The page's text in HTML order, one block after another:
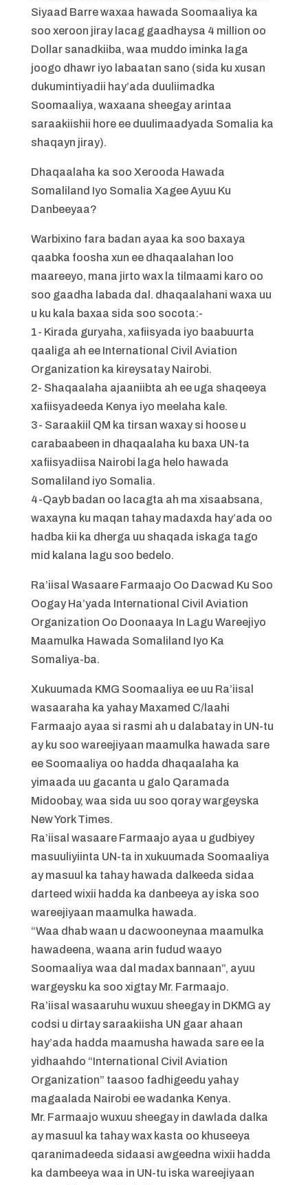
Siyaad Barre waxaa hawada Soomaaliya ka
soo xeroon jiray lacag gaadhaysa 4 million oo
Dollar sanadkiiba, waa muddo iminka laga
joogo dhawr iyo labaatan sano (sida ku xusan
dukumintiyadii hay’ada duuliimadka
Soomaaliya, waxaana sheegay arintaa
saraakiishii hore ee duulimaadyada Somalia ka
shaqayn jiray).
Dhaqaalaha ka soo Xerooda Hawada
Somaliland Iyo Somalia Xagee Ayuu Ku
Danbeeyaa?
Warbixino fara badan ayaa ka soo baxaya
qaabka foosha xun ee dhaqaalahan loo
maareeyo, mana jirto wax la tilmaami karo oo
soo gaadha labada dal. dhaqaalahani waxa uu
u ku kala baxaa sida soo socota:-
1- Kirada guryaha, xafiisyada iyo baabuurta
qaaliga ah ee International Civil Aviation
Organization ka kireysatay Nairobi.
2- Shaqaalaha ajaaniibta ah ee uga shaqeeya
xafiisyadeeda Kenya iyo meelaha kale.
3- Saraakiil QM ka tirsan waxay si hoose u
carabaabeen in dhaqaalaha ku baxa UN-ta
xafiisyadiisa Nairobi laga helo hawada
Somaliland iyo Somalia.
4-Qayb badan oo lacagta ah ma xisaabsana,
waxayna ku maqan tahay madaxda hay’ada oo
hadba kii ka dherga uu shaqada iskaga tago
mid kalana lagu soo bedelo.
Ra’iisal Wasaare Farmaajo Oo Dacwad Ku Soo
Oogay Ha’yada International Civil Aviation
Organization Oo Doonaaya In Lagu Wareejiyo
Maamulka Hawada Somaliland Iyo Ka
Somaliya-ba.
Xukuumada KMG Soomaaliya ee uu Ra’iisal
wasaaraha ka yahay Maxamed C/laahi
Farmaajo ayaa si rasmi ah u dalabatay in UN-tu
ay ku soo wareejiyaan maamulka hawada sare
ee Soomaaliya oo hadda dhaqaalaha ka
yimaada uu gacanta u galo Qaramada
Midoobay, waa sida uu soo qoray wargeyska
New York Times.
Ra’iisal wasaare Farmaajo ayaa u gudbiyey
masuuliyiinta UN-ta in xukuumada Soomaaliya
ay masuul ka tahay hawada dalkeeda sidaa
darteed wixii hadda ka danbeeya ay iska soo
wareejiyaan maamulka hawada.
“Waa dhab waan u dacwooneynaa maamulka
hawadeena, waana arin fudud waayo
Soomaaliya waa dal madax bannaan”, ayuu
wargeysku ka soo xigtay Mr. Farmaajo.
Ra’iisal wasaaruhu wuxuu sheegay in DKMG ay
codsi u dirtay saraakiisha UN gaar ahaan
hay’ada hadda maamusha hawada sare ee la
yidhaahdo “International Civil Aviation
Organization” taasoo fadhigeedu yahay
magaalada Nairobi ee wadanka Kenya.
Mr. Farmaajo wuxuu sheegay in dawlada dalka
ay masuul ka tahay wax kasta oo khuseeya
qaranimadeeda sidaasi awgeedna wixii hadda
ka dambeeya waa in UN-tu iska wareejiyaan